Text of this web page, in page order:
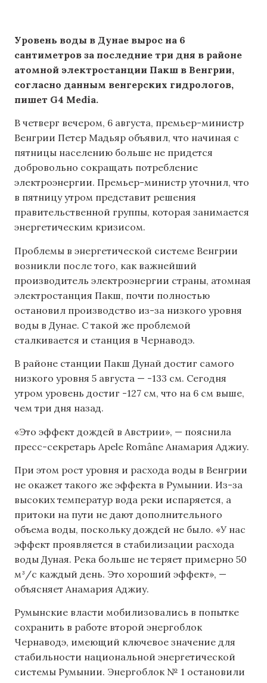
Уровень воды в Дунае вырос на 6
сантиметров за последние три дня в районе
атомной электростанции Пакш в Венгрии,
согласно данным венгерских гидрологов,
пишет G4 Media.
В четверг вечером, 6 августа, премьер-министр
Венгрии Петер Мадьяр объявил, что начиная с
пятницы населению больше не придется
добровольно сокращать потребление
электроэнергии. Премьер-министр уточнил, что
в пятницу утром представит решения
правительственной группы, которая занимается
энергетическим кризисом.
Проблемы в энергетической системе Венгрии
возникли после того, как важнейший
производитель электроэнергии страны, атомная
электростанция Пакш, почти полностью
остановил производство из-за низкого уровня
воды в Дунае. С такой же проблемой
сталкивается и станция в Чернаводэ.
В районе станции Пакш Дунай достиг самого
низкого уровня 5 августа — -133 см. Сегодня
утром уровень достиг -127 см, что на 6 см выше,
чем три дня назад.
«Это эффект дождей в Австрии», — пояснила
пресс-секретарь Apele Române Анамария Аджиу.
При этом рост уровня и расхода воды в Венгрии
не окажет такого же эффекта в Румынии. Из-за
высоких температур вода реки испаряется, а
притоки на пути не дают дополнительного
объема воды, поскольку дождей не было. «У нас
эффект проявляется в стабилизации расхода
воды Дуная. Река больше не теряет примерно 50
м³/с каждый день. Это хороший эффект», —
объясняет Анамария Аджиу.
Румынские власти мобилизовались в попытке
сохранить в работе второй энергоблок
Чернаводэ, имеющий ключевое значение для
стабильности национальной энергетической
системы Румынии. Энергоблок № 1 остановили